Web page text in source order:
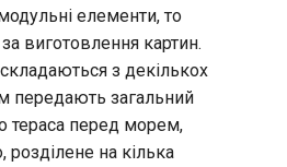
елементи, то
виготовлення картин.
з декількох
передають загальний
тераса перед морем,
на кілька